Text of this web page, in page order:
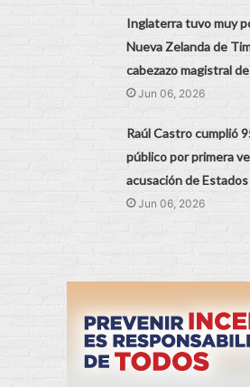
Inglaterra tuvo muy
Nueva Zelanda de
cabezazo magistral
Jun 06, 2026
Raúl Castro cumplió
público por primera
acusación de
Jun 06, 2026